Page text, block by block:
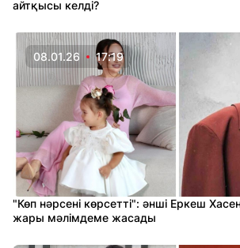
айтқысы келді?
08.01.26 17:19
"Көп нәрсені көрсетті": әнші Еркеш
жары мәлімдеме жасады